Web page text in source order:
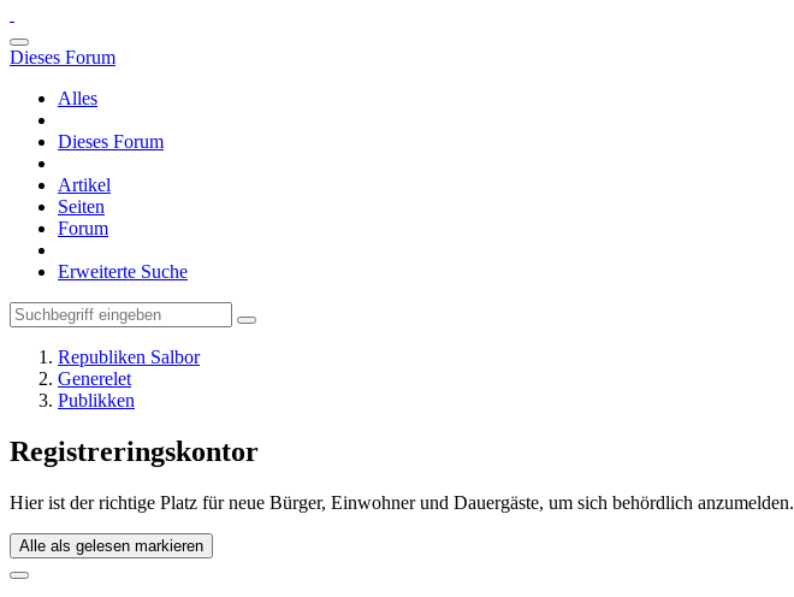
Dieses Forum
Alles
Dieses Forum
Artikel
Seiten
Forum
Erweiterte Suche
Republiken Salbor
Generelet
Publikken
Registreringskontor
Hier ist der richtige Platz für neue Bürger, Einwohner und Dauergäste, um sich behördlich anzumelden.
Alle als gelesen markieren